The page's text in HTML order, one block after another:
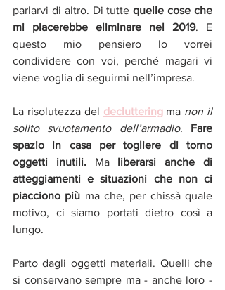
parlarvi di altro. Di tutte quelle cose che
mi piacerebbe eliminare nel 2019. E
questo mio pensiero lo vorrei
condividere con voi, perché magari vi
viene voglia di seguirmi nell’impresa.
La risolutezza del decluttering ma non il
solito svuotamento dell’armadio. Fare
spazio in casa per togliere di torno
oggetti inutili. Ma liberarsi anche di
atteggiamenti e situazioni che non ci
piacciono più ma che, per chissà quale
motivo, ci siamo portati dietro così a
lungo.
Parto dagli oggetti materiali. Quelli che
si conservano sempre ma - anche loro -